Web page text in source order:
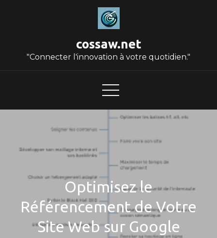
cossaw.net
"Connecter l'innovation à votre quotidien."
Optimisez le
Référencement de Votre
Site Web sur Google